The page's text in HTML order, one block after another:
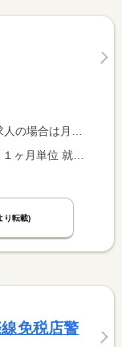
時間額を表示しています。
り転載)
免税店警